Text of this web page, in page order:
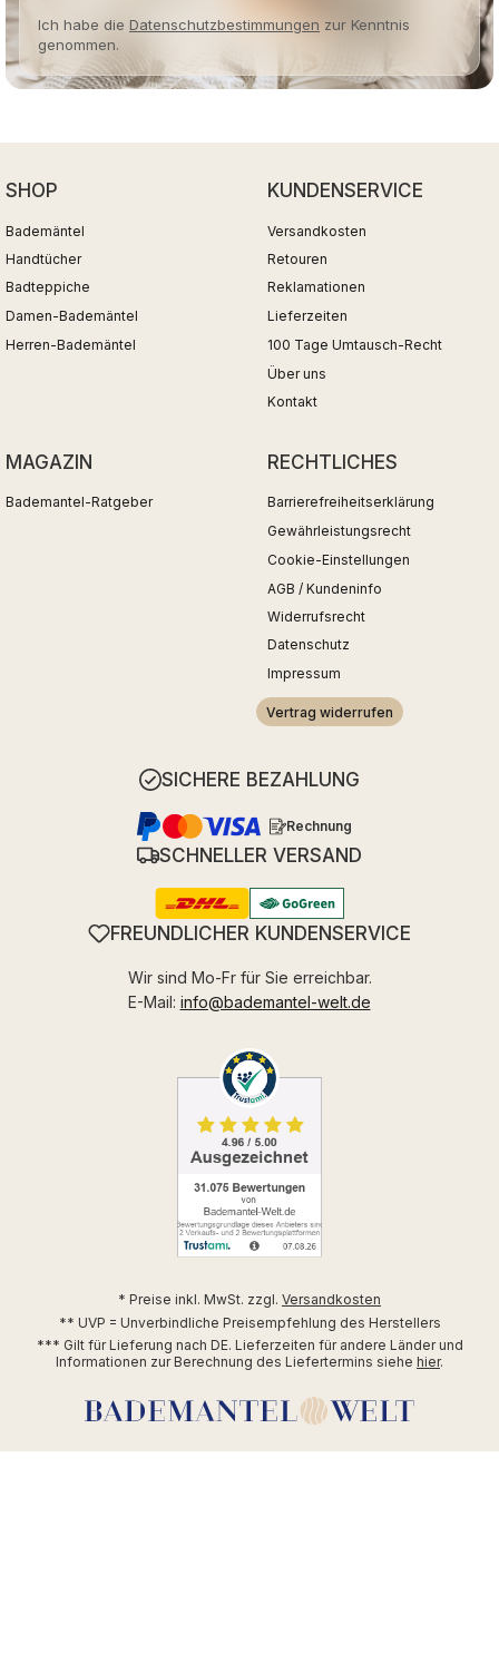
Ich habe die Datenschutzbestimmungen zur Kenntnis
genommen.
SHOP
Bademäntel
Handtücher
Badteppiche
Damen-Bademäntel
Herren-Bademäntel
KUNDENSERVICE
Versandkosten
Retouren
Reklamationen
Lieferzeiten
100 Tage Umtausch-Recht
Über uns
Kontakt
MAGAZIN
Bademantel-Ratgeber
RECHTLICHES
Barrierefreiheitserklärung
Gewährleistungsrecht
Cookie-Einstellungen
AGB / Kundeninfo
Widerrufsrecht
Datenschutz
Impressum
Vertrag widerrufen
SICHERE BEZAHLUNG
Rechnung
SCHNELLER VERSAND
FREUNDLICHER KUNDENSERVICE
Wir sind Mo-Fr für Sie erreichbar.
E-Mail: info@bademantel-welt.de
* Preise inkl. MwSt. zzgl. Versandkosten
** UVP = Unverbindliche Preisempfehlung des Herstellers
*** Gilt für Lieferung nach DE. Lieferzeiten für andere Länder und
Informationen zur Berechnung des Liefertermins siehe hier.